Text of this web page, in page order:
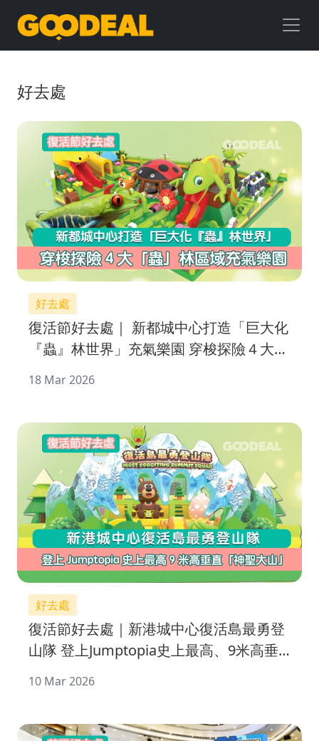
GOODEAL
早
早
鳥
好去處
好去處
復活節好去處｜ 新都城中心打造「巨大化
『蟲』林世界」充氣樂園 穿梭探險４大
18 Mar 2026
好去處
復活節好去處｜新港城中心復活島最勇登
山隊 登上Jumptopia史上最高、9米高垂
10 Mar 2026